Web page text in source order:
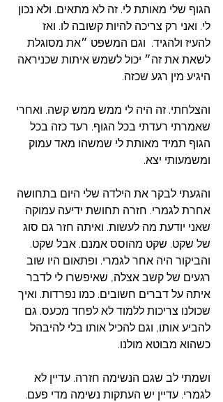
הגוף שלי מאותת לי. זה לא מתאים. ולא נכון
לי. ואני רק צריכה להיות קשובה לו. ואז
להעיז ולהגיד.  וגם המשפט ״את מסוגלת
לשאת את זה״ יכול לשמש איתות שכניראה
היגיע מין רגע שכזה.
והצלחתי. זה היה לי ממש ממש קשה. ואחרי
שאמרתי רעדתי בכל הגוף. רעד כזה בכל
הגוף תמיד מאותת לי שמשהו מאד עמוק
ומשמעותי יצא.
והגעתי לבקר את הילדה שלי היום בתחושה
אחרת לגמרי. חזרה תחושת ידיעה עמוקה
שאני יודעת מה לעשות. ואיתה חזר גם סוג
של שקט. שקט מהוסס אמנם. אבל שקט.
והביקור היה אחר לגמרי. ופתאום היו שוב
רגעים של קשב אצלה, שאיפשרו לי לדבר
איתה על דברים חשובים. כמו נפרדות. ואיך
שכולנו צריכות ללמוד לא לפחד מכעס. גם
להביע אותו, וגם להכיל אותו בלי להיבהל
כשהוא מבוטא מולנו.
ושמתי לב שגם הנשימה חזרה. עדיין לא
לגמרי. עדיין יש העתקות נשימה מדי פעם.